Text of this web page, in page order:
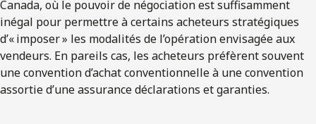
Canada, où le pouvoir de négociation est suffisamment
inégal pour permettre à certains acheteurs stratégiques
d’« imposer » les modalités de l’opération envisagée aux
vendeurs. En pareils cas, les acheteurs préfèrent souvent
une convention d’achat conventionnelle à une convention
assortie d’une assurance déclarations et garanties.